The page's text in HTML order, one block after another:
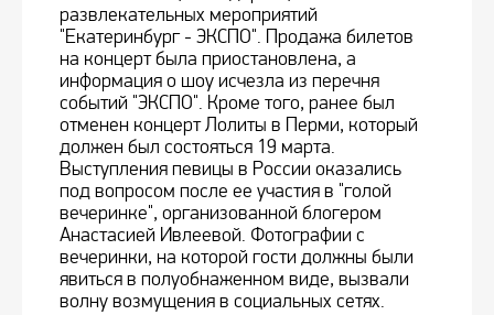
развлекательных мероприятий
"Екатеринбург - ЭКСПО". Продажа билетов
на концерт была приостановлена, а
информация о шоу исчезла из перечня
событий "ЭКСПО". Кроме того, ранее был
отменен концерт Лолиты в Перми, который
должен был состояться 19 марта.
Выступления певицы в России оказались
под вопросом после ее участия в "голой
вечеринке", организованной блогером
Анастасией Ивлеевой. Фотографии с
вечеринки, на которой гости должны были
явиться в полуобнаженном виде, вызвали
волну возмущения в социальных сетях.